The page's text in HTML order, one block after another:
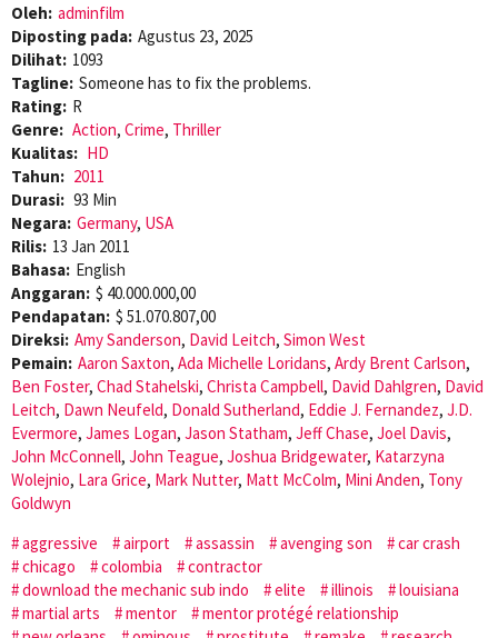
Oleh: adminfilm
Diposting pada: Agustus 23, 2025
Dilihat: 1093
Tagline: Someone has to fix the problems.
Rating: R
Genre: Action, Crime, Thriller
Kualitas: HD
Tahun: 2011
Durasi: 93 Min
Negara: Germany, USA
Rilis: 13 Jan 2011
Bahasa: English
Anggaran: $ 40.000.000,00
Pendapatan: $ 51.070.807,00
Direksi: Amy Sanderson, David Leitch, Simon West
Pemain: Aaron Saxton, Ada Michelle Loridans, Ardy Brent Carlson,
Ben Foster, Chad Stahelski, Christa Campbell, David Dahlgren, David
Leitch, Dawn Neufeld, Donald Sutherland, Eddie J. Fernandez, J.D.
Evermore, James Logan, Jason Statham, Jeff Chase, Joel Davis,
John McConnell, John Teague, Joshua Bridgewater, Katarzyna
Wolejnio, Lara Grice, Mark Nutter, Matt McColm, Mini Anden, Tony
Goldwyn
aggressive
airport assassin avenging son
car crash
chicago
colombia
contractor
download the mechanic sub indo
elite illinois
louisiana
martial arts
mentor
mentor protégé relationship